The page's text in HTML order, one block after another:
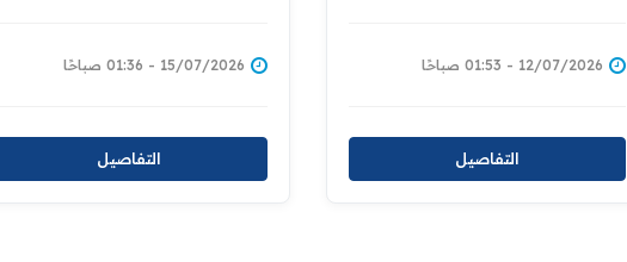
15/07/2026 - 01:36 صباحًا
التفاصيل
المقدمة لهم
12/07/2026 - 01:53 صباحًا
التفاصيل